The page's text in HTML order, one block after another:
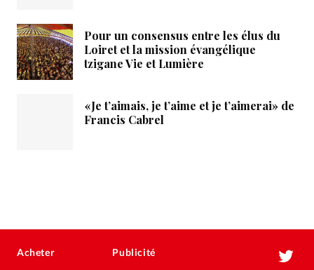
Pour un consensus entre les élus du
Loiret et la mission évangélique
tzigane Vie et Lumière
«Je t’aimais, je t’aime et je t’aimerai» de
Francis Cabrel
Acheter Publicité